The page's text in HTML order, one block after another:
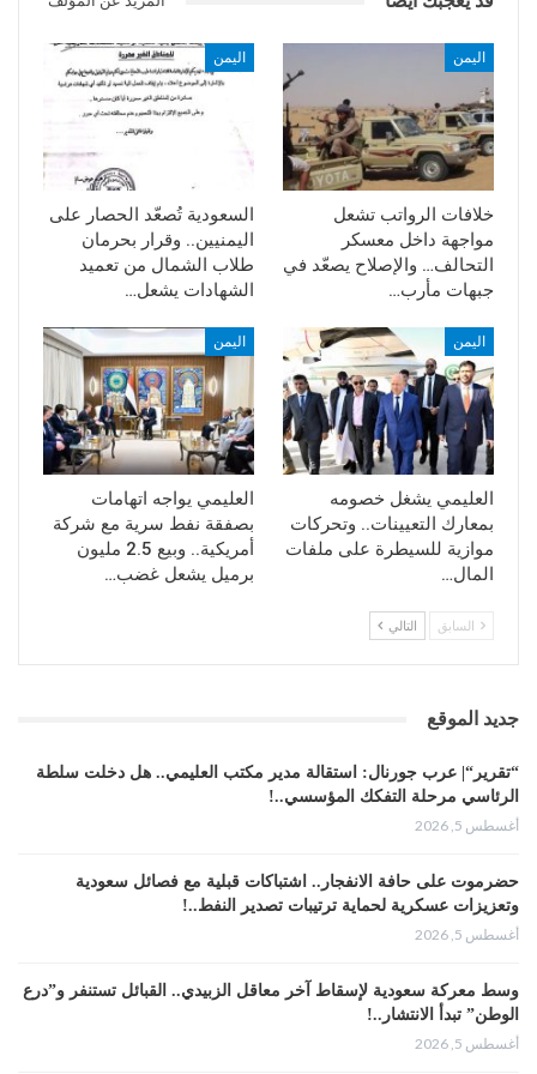
مصلح غاسم.
اليمن
خلافات الرواتب تشعل
مواجهة داخل معسكر
التحالف… والإصلاح يصعّد في
جبهات مأرب…
اليمن
السعودية تُصعّد الحصار على
اليمنيين.. وقرار بحرمان
طلاب الشمال من تعميد
الشهادات يشعل…
اليمن
العليمي يشغل خصومه
بمعارك التعيينات.. وتحركات
موازية للسيطرة على ملفات
المال…
اليمن
العليمي يواجه اتهامات
بصفقة نفط سرية مع شركة
أمريكية.. وبيع 2.5 مليون
برميل يشعل غضب…
السابق التالي
جديد الموقع
“تقرير“| عرب جورنال: استقالة مدير مكتب العليمي.. هل دخلت سلطة
الرئاسي مرحلة التفكك المؤسسي..!
أغسطس 5, 2026
حضرموت على حافة الانفجار.. اشتباكات قبلية مع فصائل سعودية
وتعزيزات عسكرية لحماية ترتيبات تصدير النفط..!
أغسطس 5, 2026
وسط معركة سعودية لإسقاط آخر معاقل الزبيدي.. القبائل تستنفر و”درع
الوطن” تبدأ الانتشار..!
أغسطس 5, 2026